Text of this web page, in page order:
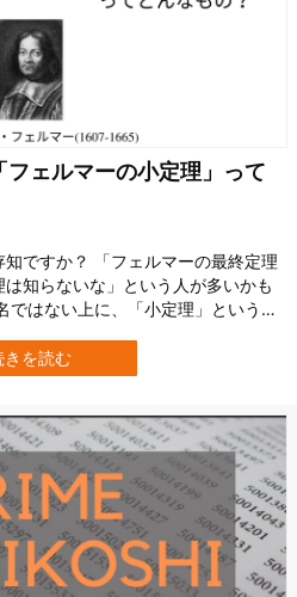
ェルマーの小定理」って
ですか？ 「フェルマーの最終定理
知らないな」という人が多いかも
ではない上に、「小定理」という名
で関わっているスゴイ定理なので
ーの小定理」について紹介していき
きを読む